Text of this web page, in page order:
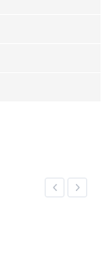
Previous
Next